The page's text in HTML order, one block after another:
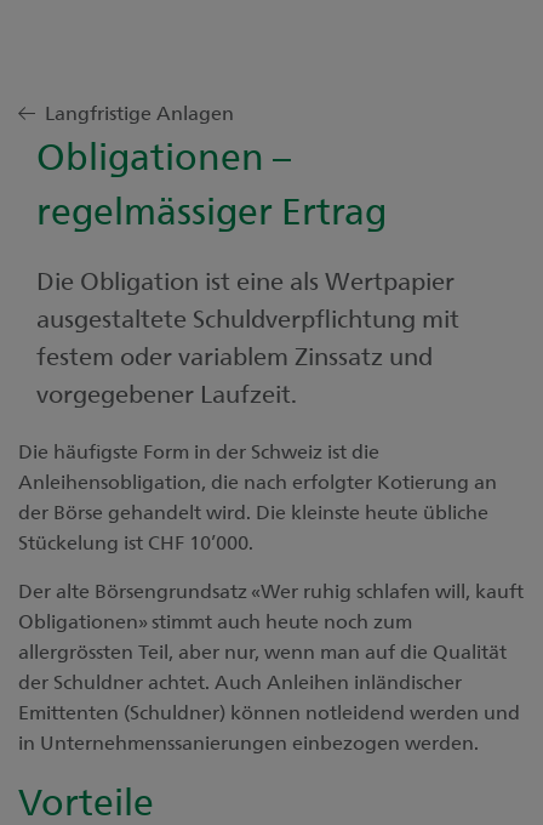
Langfristige Anlagen
Obligationen –
regelmässiger Ertrag
Die Obligation ist eine als Wertpapier
ausgestaltete Schuldverpflichtung mit
festem oder variablem Zinssatz und
vorgegebener Laufzeit.
Die häufigste Form in der Schweiz ist die
Anleihensobligation, die nach erfolgter Kotierung an
der Börse gehandelt wird. Die kleinste heute übliche
Stückelung ist CHF 10’000.
Der alte Börsengrundsatz «Wer ruhig schlafen will, kauft
Obligationen» stimmt auch heute noch zum
allergrössten Teil, aber nur, wenn man auf die Qualität
der Schuldner achtet. Auch Anleihen inländischer
Emittenten (Schuldner) können notleidend werden und
in Unternehmenssanierungen einbezogen werden.
Vorteile